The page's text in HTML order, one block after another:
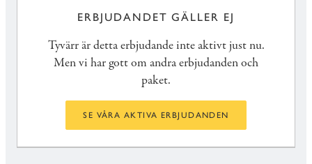
ERBJUDANDET GÄLLER EJ
Tyvärr är detta erbjudande inte aktivt just nu.
Men vi har gott om andra erbjudanden och
paket.
SE VÅRA AKTIVA ERBJUDANDEN